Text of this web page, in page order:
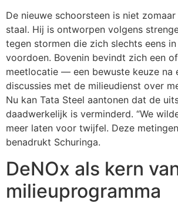
De nieuwe schoorsteen is niet
staal. Hij is ontworpen volgens
tegen stormen die zich slechts eens
voordoen. Bovenin bevindt zich een
meetlocatie — een bewuste keuze na
discussies met de milieudienst over
Nu kan Tata Steel aantonen dat de
daadwerkelijk is verminderd. “We
meer laten voor twijfel. Deze
benadrukt Schuringa.
DeNOx als kern
milieuprogramma